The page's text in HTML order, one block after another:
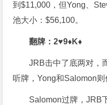
到$11,000，但Yong、
池大小：$56,100。
翻牌：2♥9♦K♦
JRB击中了底两对，
听牌，Yong和Salomon则
Salomon过牌，JRB